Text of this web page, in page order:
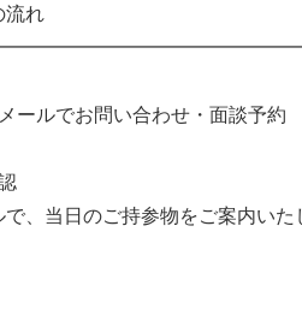
れ
ールでお問い合わせ・面談予約
、当日のご持参物をご案内いた